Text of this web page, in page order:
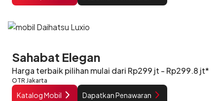
Sahabat Elegan
Harga terbaik pilihan mulai dari Rp299 jt - Rp299.8 jt*
OTR Jakarta
Katalog Mobil Dapatkan Penawaran